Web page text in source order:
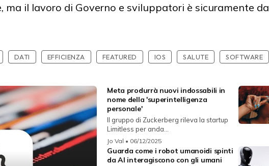
ma il lavoro di Governo e sviluppatori è sicuramente da
DATI EFFICIENZA FEATURED IOS SALUTE SOFTWARE
Meta produrrà nuovi indossabili in
nome della 'superintelligenza
personale'
Il gruppo di Zuckerberg rileva la startup
Limitless per anda...
Jo Val • 06/12/2025
Guarda come i robot umanoidi spinti
da AI interagiscono con gli umani